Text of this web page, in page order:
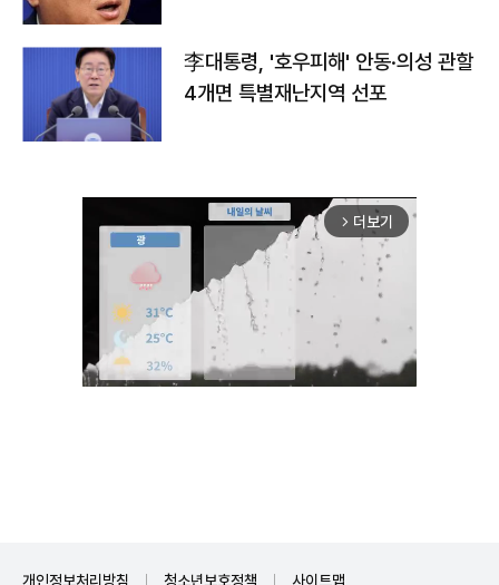
李대통령, '호우피해' 안동·의성 관할
4개면 특별재난지역 선포
arrow_forward_ios 더보기
개인정보처리방침 청소년보호정책 사이트맵